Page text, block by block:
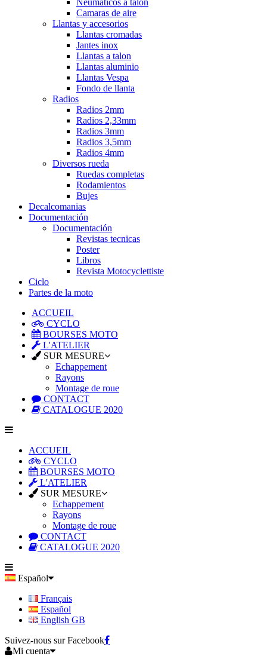
Neumaticos a talon
Camaras de aire
Llantas y accesorios
Llantas cromadas
Jantes inox
Llantas a talon
Llantas aluminio
Llantas Vespa
Fondo de llanta
Radios
Radios 2mm
Radios 2,33mm
Radios 3mm
Radios 3,5mm
Radios 4mm
Diversos rueda
Ruedas completas
Rodamientos
Bujes
Decalcomanias
Documentación
Documentación
Revistas tecnicas
Poster
Libros
Revista Motocyclettiste
Ciclo
Partes de la moto
ACCUEIL
CYCLO
BOURSES MOTO
L'ATELIER
SUR MESURE
Echappement
Rayons
Montage de roue
CONTACT
CATALOGUE 2020
ACCUEIL
CYCLO
BOURSES MOTO
L'ATELIER
SUR MESURE
Echappement
Rayons
Montage de roue
CONTACT
CATALOGUE 2020
Español
Français
Español
English GB
Suivez-nous sur Facebook
Mi cuenta